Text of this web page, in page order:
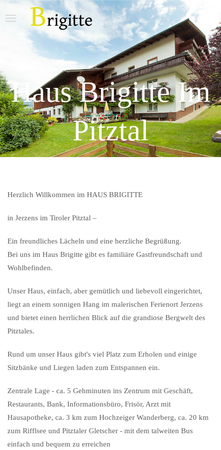
Haus Brigitte Im
Pitztal
Herzlich Willkommen im HAUS BRIGITTE
in Jerzens im Tiroler Pitztal –
Ein freundliches Lächeln und eine herzliche Begrüßung.
Bei uns im Haus Brigitte gibt es familiäre Gastfreundschaft und
Wohlbefinden.
Unser Haus, einfach, aber gemütlich und liebevoll eingerichtet,
liegt an einem sonnigen Hang im malerischen Ferienort Jerzens
und bietet einen herrlichen Blick auf die grandiose Bergwelt des
Pitztales.
Rund um unser Haus gibt's viel Platz zum Erholen und einige
Sitzbänke und Liegen laden zum Entspannen ein.
Zentrale Lage - ca. 5 Gehminuten ins Zentrum mit Geschäft,
Restaurants, Bank, Informationsbüro, Frisör, Arzt mit
Hausapotheke, ca. 3 km zum Hochzeiger Wanderberg, ca. 20 km
zum Rifflsee und Pitztaler Gletscher - mit dem talweiten Bus
einfach und bequem zu erreichen